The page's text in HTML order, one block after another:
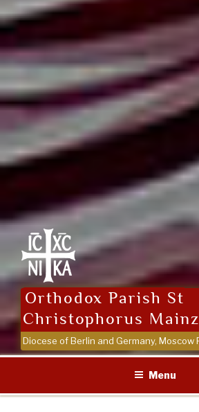
Orthodox Parish St
Christophorus Mainz
Diocese of Berlin and Germany, Moscow
Menu